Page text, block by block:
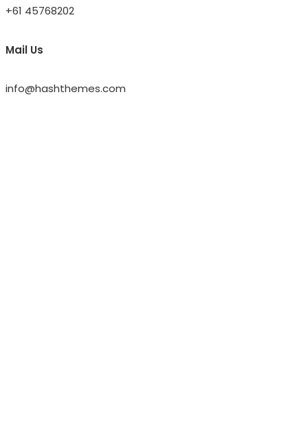
+61 45768202
Mail Us
info@hashthemes.com